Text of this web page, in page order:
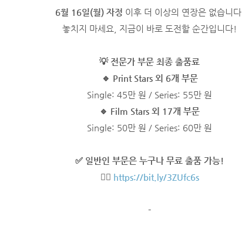
6월 16일(월) 자정 이후 더 이상의 연장은 없습니다.
놓치지 마세요, 지금이 바로 도전할 순간입니다!
💡 전문가 부문 최종 출품료
🔹 Print Stars 외 6개 부문
Single: 45만 원 / Series: 55만 원
🔹 Film Stars 외 17개 부문
Single: 50만 원 / Series: 60만 원
✅ 일반인 부문은 누구나 무료 출품 가능!
👉🏻 https://bit.ly/3ZUfc6s
-